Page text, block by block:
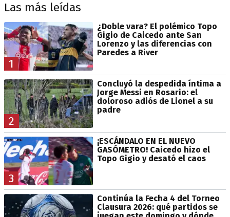
Las más leídas
1
¿Doble vara? El polémico Topo
Gigio de Caicedo ante San
Lorenzo y las diferencias con
Paredes a River
2
Concluyó la despedida íntima a
Jorge Messi en Rosario: el
doloroso adiós de Lionel a su
padre
3
¡ESCÁNDALO EN EL NUEVO
GASÓMETRO! Caicedo hizo el
Topo Gigio y desató el caos
Continúa la Fecha 4 del Torneo
Clausura 2026: qué partidos se